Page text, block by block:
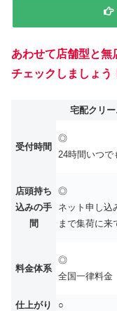
あわせて店舗型と無
チェックしましょう
宅配クリ
受付時間
◎
24時間いつで
店頭持ち
込みの手
間
◎
ネット申し込
まで集荷に来
料金体系
◎
全国一律料金
仕上がり
○